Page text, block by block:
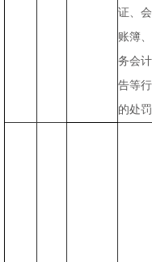
证、
账簿
务会
告等
的处罚